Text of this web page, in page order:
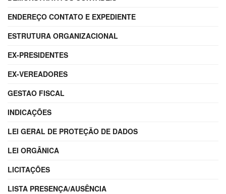
ENDEREÇO CONTATO E EXPEDIENTE
ESTRUTURA ORGANIZACIONAL
EX-PRESIDENTES
EX-VEREADORES
GESTAO FISCAL
INDICAÇÕES
LEI GERAL DE PROTEÇÃO DE DADOS
LEI ORGÂNICA
LICITAÇÕES
LISTA PRESENÇA/AUSÊNCIA